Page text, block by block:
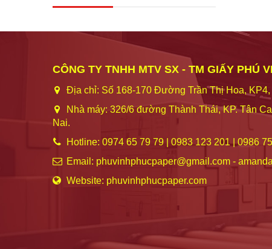
CÔNG TY TNHH MTV SX - TM GIẤY PHÚ
Địa chỉ: Số 168-170 Đường Trần Thị Hoa, KP4,
Nhà máy: 326/6 đường Thành Thái, KP. Tân
Nai.
Hotline: 0974 65 79 79 | 0983 123 201 | 0986
Email: phuvinhphucpaper@gmail.com -
Website: phuvinhphucpaper.com